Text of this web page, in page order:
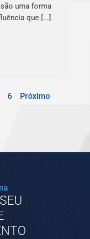
uma forma
que [...]
6 Próximo